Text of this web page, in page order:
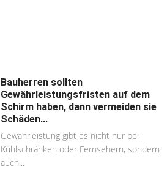
Bauherren sollten
Gewährleistungsfristen auf dem
Schirm haben, dann vermeiden sie
Schäden...
Gewährleistung gibt es nicht nur bei
Kühlschränken oder Fernsehern, sondern
auch...